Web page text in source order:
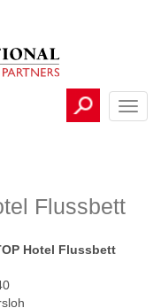
Flussbett
Hotel Flussbett